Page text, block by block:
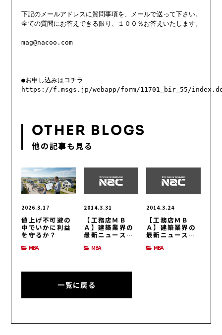
下記のメールアドレスに質問事項を、メールで送って下さい。
全ての質問にお答えできる限り、１００％お答えいたします。
mag@nacoo.com
●お申し込みはコチラ
OTHER BLOGS
他の記事も見る
2026.3.17
値上げ不可避の
中でいかに利益
を守るか？
MBA
2014.3.31
【工務店ＭＢ
Ａ】建築業界の
最新ニュース
MBA
2014.3.24
【工務店ＭＢ
Ａ】建築業界の
最新ニュース
MBA
一覧に戻る